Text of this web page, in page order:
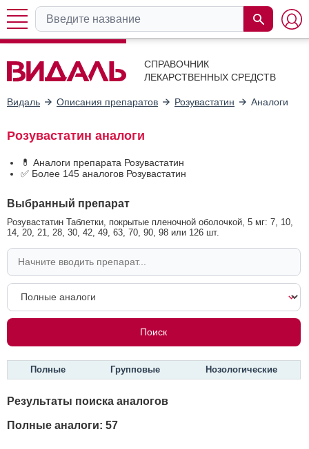
СПРАВОЧНИК
ЛЕКАРСТВЕННЫХ СРЕДСТВ
Видаль Описания препаратов Розувастатин Аналоги
Розувастатин аналоги
💊 Аналоги препарата Розувастатин
✅ Более 145 аналогов Розувастатин
Выбранный препарат
Розувастатин Таблетки, покрытые пленочной оболочкой, 5 мг: 7, 10,
14, 20, 21, 28, 30, 42, 49, 63, 70, 90, 98 или 126 шт.
Полные Групповые Нозологические
Результаты поиска аналогов
Полные аналоги: 57